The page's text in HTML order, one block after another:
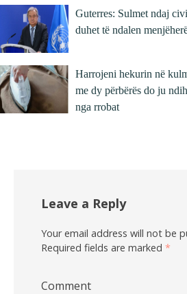
Guterres: Sulmet ndaj
duhet të ndalen
Harrojeni hekurin në
me dy përbërës do ju
nga rrobat
Leave a Reply
Your email address will not be
Required fields are marked *
Comment